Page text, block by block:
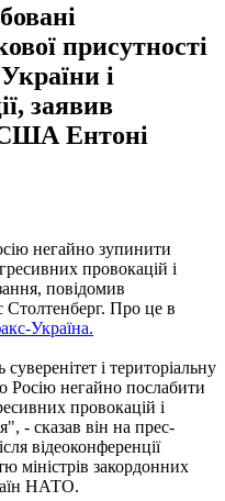
присутності
і
заявив
Ентоні
негайно зупинити
провокацій і
повідомив
Про це в
Україна.
і територіальну
Росію негайно послабити
провокацій і
- сказав він на прес-
відеоконференції
міністрів закордонних
НАТО.